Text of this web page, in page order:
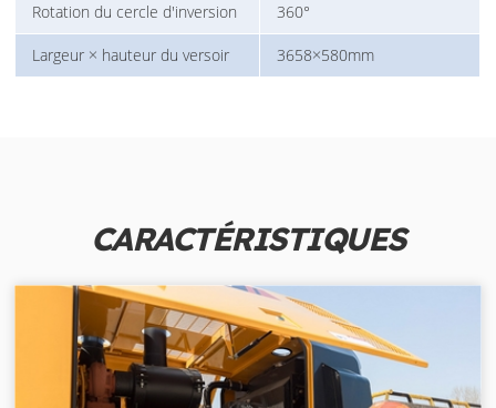
Rotation du cercle d'inversion 360°
Largeur × hauteur du versoir 3658×580mm
CARACTÉRISTIQUES